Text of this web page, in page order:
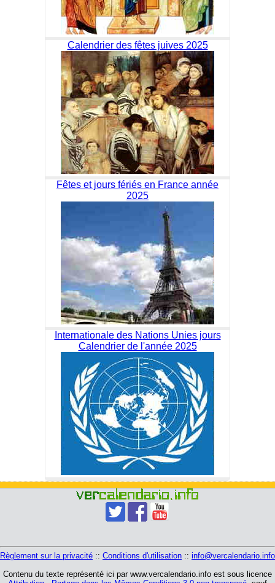
Calendrier des fêtes juives 2025
Fêtes et jours fériés en France année
2025
Internationale des Nations Unies jours
Calendrier de l'année 2025
Règlement sur la privacité :: Conditions d'utilisation :: info@vercalendario.info
Contenu du texte représenté ici par www.vercalendario.info est sous licence